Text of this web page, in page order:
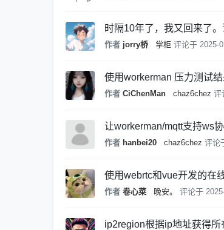
时隔10年了，我又回来了
作者 jorry桥 掌柜 评论于 2025-
使用workerman 压力测试
作者 CiChenMan chaz6chez 评
让workerman/mqtt支持ws
作者 hanbei20 chaz6chez 评论
使用webrtc和vue开发的在
作者 卷心菜 晚安。 评论于
ip2region根据ip地址获得